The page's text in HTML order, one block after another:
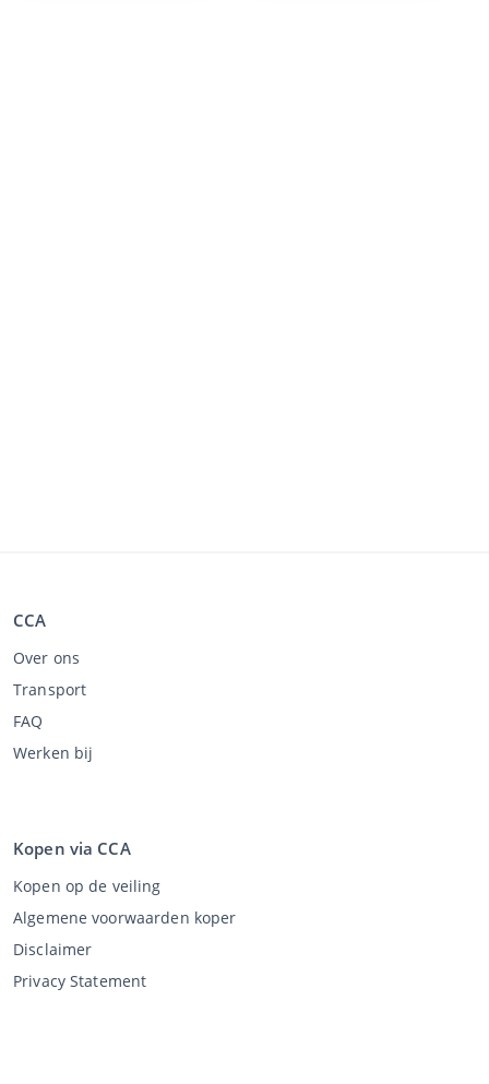
CCA
Over ons
Transport
FAQ
Werken bij
Kopen via CCA
Kopen op de veiling
Algemene voorwaarden koper
Disclaimer
Privacy Statement